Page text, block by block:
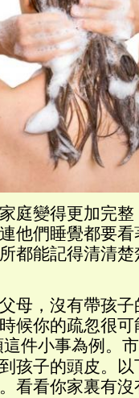
庭變得更加完
他們睡覺都要
都能記得清清
母，沒有帶孩
候你的疏忽很
這件小事為例。
孩子的頭皮。
看看你家裏有沒